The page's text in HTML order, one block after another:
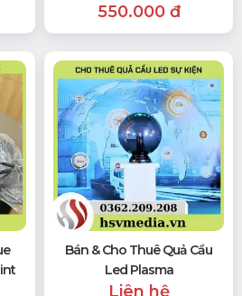
550.000 đ
Bán & Cho Thuê Quả Cầu
Led Plasma
Liên hệ